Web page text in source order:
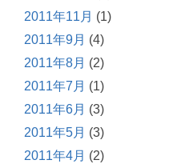
2011年11月 (1)
2011年9月 (4)
2011年8月 (2)
2011年7月 (1)
2011年6月 (3)
2011年5月 (3)
2011年4月 (2)